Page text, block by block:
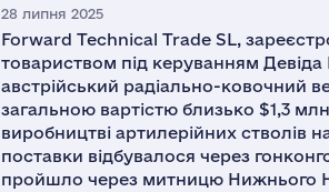
28 липня 2025
Forward Technical Trade SL,
товариством під керуванням
австрійський радіально-ковочний
загальною вартістю близько $1,3
виробництві артилерійних стволів
поставки відбувалося через
пройшло через митницю Нижнього